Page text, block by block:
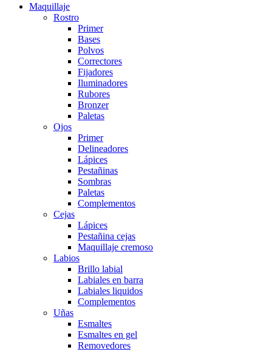
Maquillaje
Rostro
Primer
Bases
Polvos
Correctores
Fijadores
Iluminadores
Rubores
Bronzer
Paletas
Ojos
Primer
Delineadores
Lápices
Pestañinas
Sombras
Paletas
Complementos
Cejas
Lápices
Pestañina cejas
Maquillaje cremoso
Labios
Brillo labial
Labiales en barra
Labiales liquidos
Complementos
Uñas
Esmaltes
Esmaltes en gel
Removedores